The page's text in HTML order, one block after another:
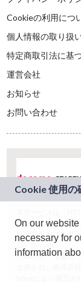
Cookieの利用につ
個人情報の取り扱
特定商取引法に基
運営会社
お知らせ
お問い合わせ
ドコモグループの
規事業創出プログラ
ム「docomo
STARTUP」を通じ
On our
necessary for
information